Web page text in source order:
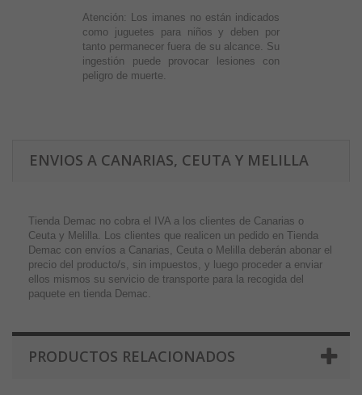
Atención: Los imanes no están indicados
como juguetes para niños y deben por
tanto permanecer fuera de su alcance. Su
ingestión puede provocar lesiones con
peligro de muerte.
ENVIOS A CANARIAS, CEUTA Y MELILLA
Tienda Demac no cobra el IVA a los clientes de Canarias o
Ceuta y Melilla. Los clientes que realicen un pedido en Tienda
Demac con envíos a Canarias, Ceuta o Melilla deberán abonar el
precio del producto/s, sin impuestos, y luego proceder a enviar
ellos mismos su servicio de transporte para la recogida del
paquete en tienda Demac.
PRODUCTOS RELACIONADOS